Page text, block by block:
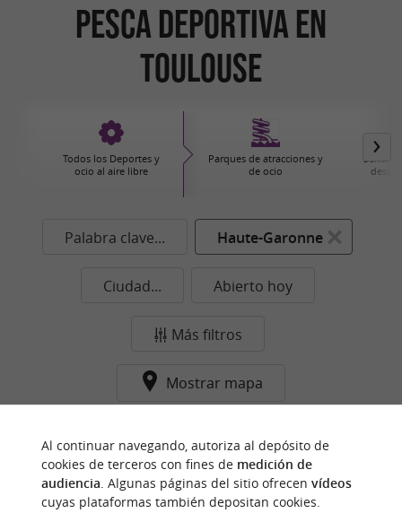
Pesca deportiva en
Toulouse
Todos los Deportes y
ocio al aire libre
Parques de atracciones y
de ocio
Palabra clave... Haute-Garonne
Ciudad... Abierto hoy
Más filtros
Mostrar mapa
momento...
Al continuar navegando, autoriza al depósito de
cookies de terceros con fines de medición de
audiencia . Algunas páginas del sitio ofrecen vídeos
cuyas plataformas también depositan cookies.